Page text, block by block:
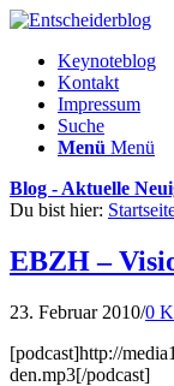
Keynoteblog
Kontakt
Impressum
Suche
Menü Menü
Blog - Aktuelle
Du bist hier:
EBZH –
23. Februar 2010/0
[podcast]http://
den.mp3[/podcast]